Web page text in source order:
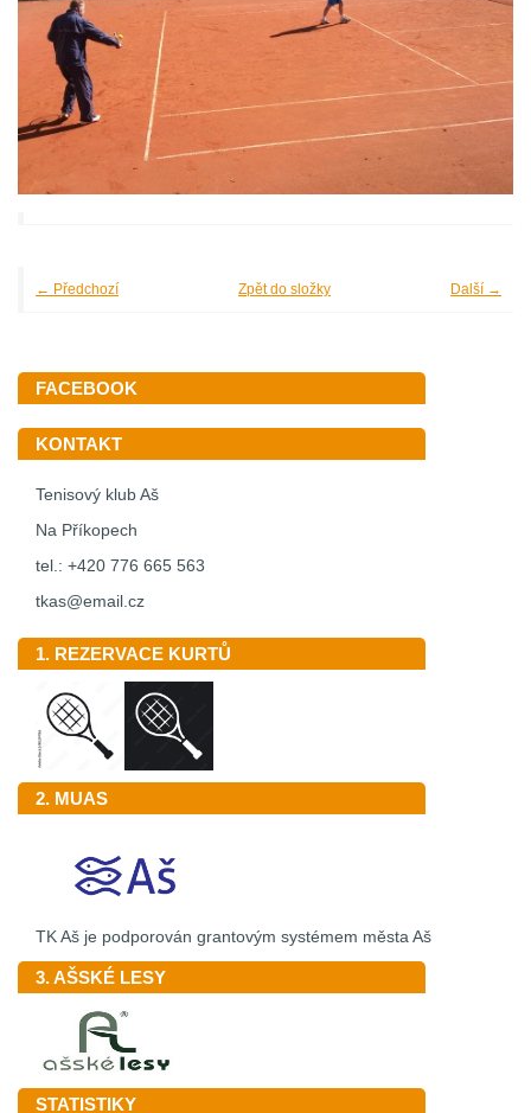
← Předchozí Další →
Zpět do složky
FACEBOOK
KONTAKT
Tenisový klub Aš
Na Příkopech
tel.: +420 776 665 563
tkas@email.cz
1. REZERVACE KURTŮ
2. MUAS
TK Aš je podporován grantovým systémem města Aš
3. AŠSKÉ LESY
STATISTIKY